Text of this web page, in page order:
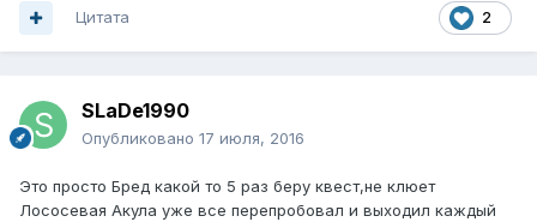
2
Цитата
SLaDe1990
Опубликовано 17 июля, 2016
Это просто Бред какой то 5 раз беру квест,не клюет
Лососевая Акула уже все перепробовал и выходил каждый